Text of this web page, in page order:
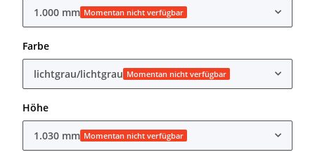
1.000 mm Momentan nicht verfügbar
Farbe
lichtgrau/lichtgrau Momentan nicht verfügbar
Höhe
1.030 mm Momentan nicht verfügbar